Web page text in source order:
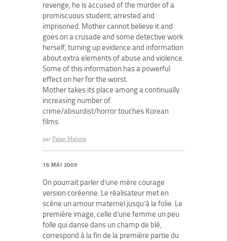
revenge, he is accused of the murder of a
promiscuous student, arrested and
imprisoned. Mother cannot believe it and
goes on a crusade and some detective work
herself, turning up evidence and information
about extra elements of abuse and violence.
Some of this information has a powerful
effect on her for the worst.
Mother takes its place among a continually
increasing number of
crime/absurdist/horror touches Korean
films.
par Peter Malone
16 MAI 2009
On pourrait parler d’une mère courage
version coréenne. Le réalisateur met en
scène un amour maternel jusqu’à la folie. Le
première image, celle d’une femme un peu
folle qui danse dans un champ de blé,
correspond à la fin de la première partie du